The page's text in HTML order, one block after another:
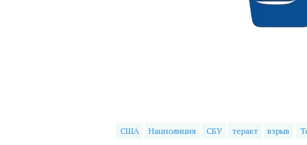
США Нацполиция СБУ теракт взрыв